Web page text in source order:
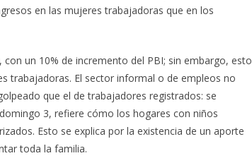
en las mujeres trabajadoras que en los
un 10% de incremento del PBI; sin embargo, esto
trabajadoras. El sector informal o de empleos no
que el de trabajadores registrados: se
3, refiere cómo los hogares con niños
Esto se explica por la existencia de un aporte
toda la familia.